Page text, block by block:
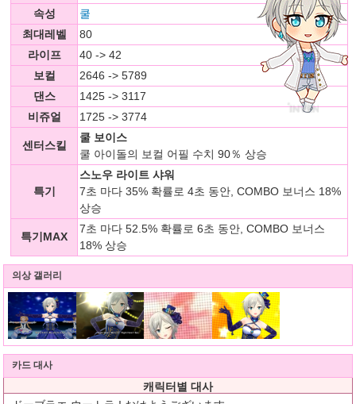
속성
쿨
최대레벨
80
라이프
40 -> 42
보컬
2646 -> 5789
댄스
1425 -> 3117
비쥬얼
1725 -> 3774
센터스킬
쿨 보이스
쿨 아이돌의 보컬 어필 수치 90％ 상승
특기
스노우 라이트 샤워
7초 마다 35% 확률로 4초 동안, COMBO 보너스 18%
상승
특기MAX
7초 마다 52.5% 확률로 6초 동안, COMBO 보너스
18% 상승
의상 갤러리
카드 대사
캐릭터별 대사